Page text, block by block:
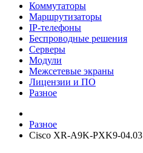
Коммутаторы
Маршрутизаторы
IP-телефоны
Беспроводные решения
Серверы
Модули
Межсетевые экраны
Лицензии и ПО
Разное
Разное
Cisco XR-A9K-PXK9-04.03